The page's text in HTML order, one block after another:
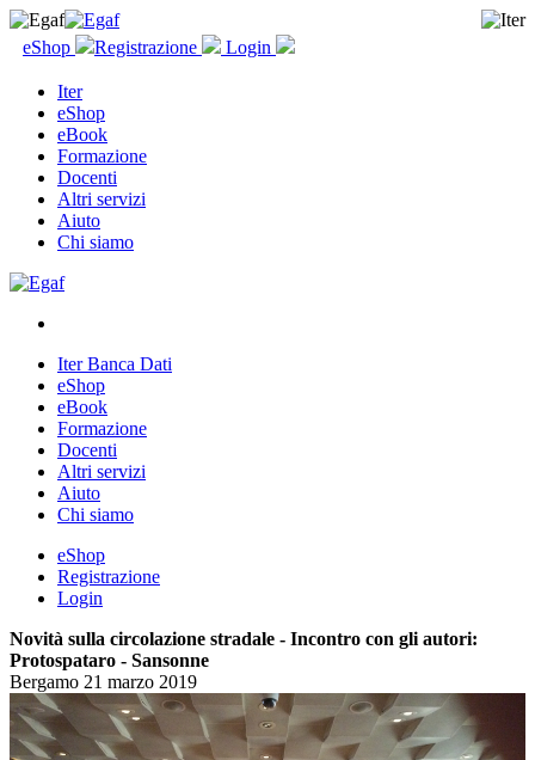
eShop Registrazione Login
Iter
eShop
eBook
Formazione
Docenti
Altri servizi
Aiuto
Chi siamo
Iter Banca Dati
eShop
eBook
Formazione
Docenti
Altri servizi
Aiuto
Chi siamo
eShop
Registrazione
Login
Novità sulla circolazione stradale - Incontro con gli autori:
Protospataro - Sansonne
Bergamo 21 marzo 2019